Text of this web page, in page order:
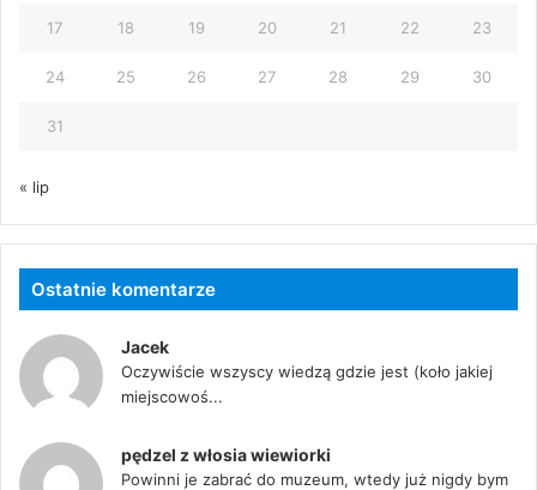
17 18 19 20 21 22 23
24 25 26 27 28 29 30
31
« lip
Ostatnie komentarze
Jacek
Oczywiście wszyscy wiedzą gdzie jest (koło jakiej
miejscowoś...
pędzel z włosia wiewiorki
Powinni je zabrać do muzeum, wtedy już nigdy bym